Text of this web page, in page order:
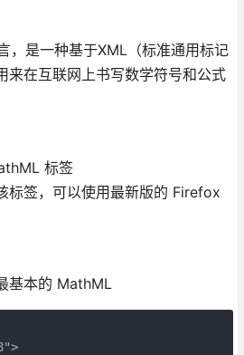
，是一种基于XML（标准通用标记
来在互联网上书写数学符号和公式
标签
标签，可以使用最新版的 Firefox
基本的 MathML